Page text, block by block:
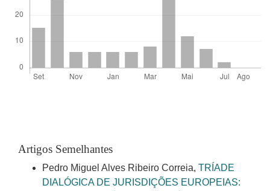
Artigos Semelhantes
Pedro Miguel Alves Ribeiro Correia, TRÍADE
DIALÓGICA DE JURISDIÇÕES EUROPEIAS: